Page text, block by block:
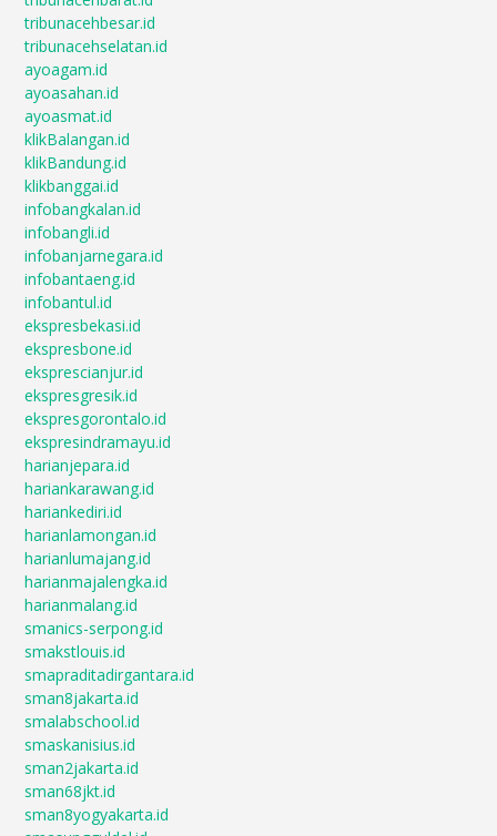
tribunacehbesar.id
tribunacehselatan.id
ayoagam.id
ayoasahan.id
ayoasmat.id
klikBalangan.id
klikBandung.id
klikbanggai.id
infobangkalan.id
infobangli.id
infobanjarnegara.id
infobantaeng.id
infobantul.id
ekspresbekasi.id
ekspresbone.id
eksprescianjur.id
ekspresgresik.id
ekspresgorontalo.id
ekspresindramayu.id
harianjepara.id
hariankarawang.id
hariankediri.id
harianlamongan.id
harianlumajang.id
harianmajalengka.id
harianmalang.id
smanics-serpong.id
smakstlouis.id
smapraditadirgantara.id
sman8jakarta.id
smalabschool.id
smaskanisius.id
sman2jakarta.id
sman68jkt.id
sman8yogyakarta.id